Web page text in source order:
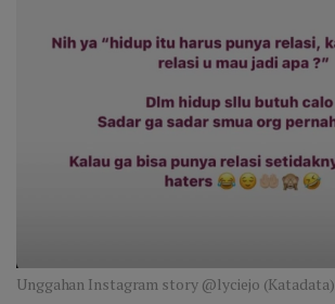
Unggahan Instagram story @lyciejo (Katadata)